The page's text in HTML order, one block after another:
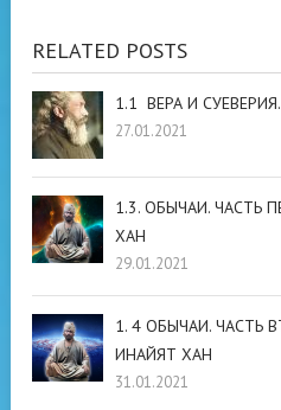
RELATED POSTS
1.1 ВЕРА И
27.01.2021
1.3. ОБЫЧАИ. ЧАСТЬ
ХАН
29.01.2021
1. 4 ОБЫЧАИ. ЧАСТЬ
ИНАЙЯТ ХАН
31.01.2021